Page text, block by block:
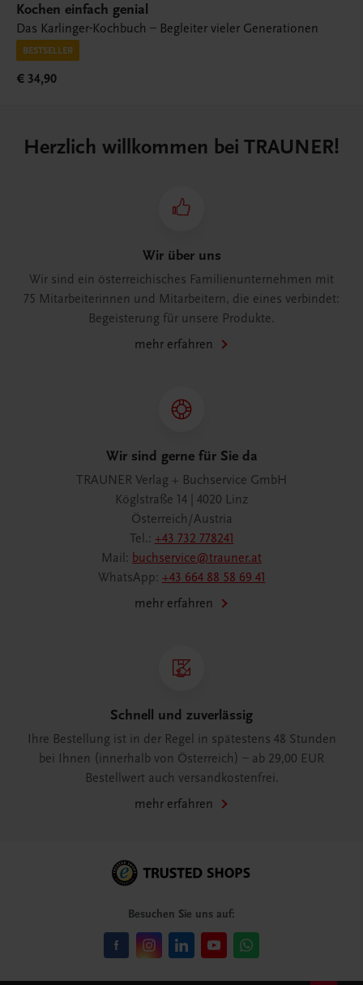
Kochen einfach genial
Das Karlinger-Kochbuch – Begleiter vieler Generationen
BESTSELLER
€ 34,90
Herzlich willkommen bei TRAUNER!
Wir über uns
Wir sind ein österreichisches Familienunternehmen mit
75 Mitarbeiterinnen und Mitarbeitern, die eines verbindet:
Begeisterung für unsere Produkte.
mehr erfahren
Wir sind gerne für Sie da
TRAUNER Verlag + Buchservice GmbH
Köglstraße 14 | 4020 Linz
Österreich/Austria
Tel.: +43 732 778241
Mail: buchservice@trauner.at
WhatsApp: +43 664 88 58 69 41
mehr erfahren
Schnell und zuverlässig
Ihre Bestellung ist in der Regel in spätestens 48 Stunden
bei Ihnen (innerhalb von Österreich) – ab 29,00 EUR
Bestellwert auch versandkostenfrei.
mehr erfahren
Besuchen Sie uns auf: